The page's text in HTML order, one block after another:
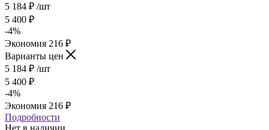
5 184 ₽ /шт
5 400 ₽
-4%
Экономия 216 ₽
Варианты цен
5 184 ₽ /шт
5 400 ₽
-4%
Экономия 216 ₽
Подробности
Нет в наличии